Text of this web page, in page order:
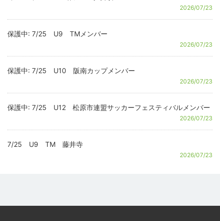
2026/07/23
保護中: 7/25 U9 TMメンバー
2026/07/23
保護中: 7/25 U10 阪南カップメンバー
2026/07/23
保護中: 7/25 U12 松原市連盟サッカーフェスティバルメンバー
2026/07/23
7/25 U9 TM 藤井寺
2026/07/23